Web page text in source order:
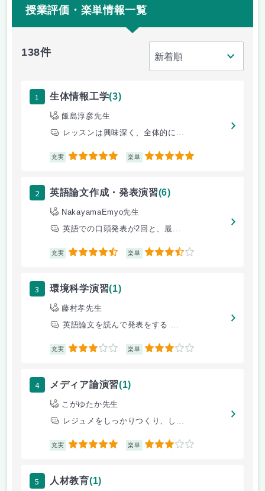
授業評価・楽単情報一覧
138件
1 生体情報工学(3)
飯島淳彦先生
レッスンは興味深く、全体的に...
充実 5 楽単 5
2 英語論文作成・発表演習(6)
NakayamaEmyo先生
英語での口頭発表が2回と、最...
充実 4.5 楽単 3.5
3 環境科学演習(1)
藤村孝先生
英語論文を読んで発表をする ...
充実 3 楽単 3
4 メディア論演習(1)
こがゆたか先生
レジュメをしっかりつくり、し...
充実 5 楽単 3
5 人材教育(1)